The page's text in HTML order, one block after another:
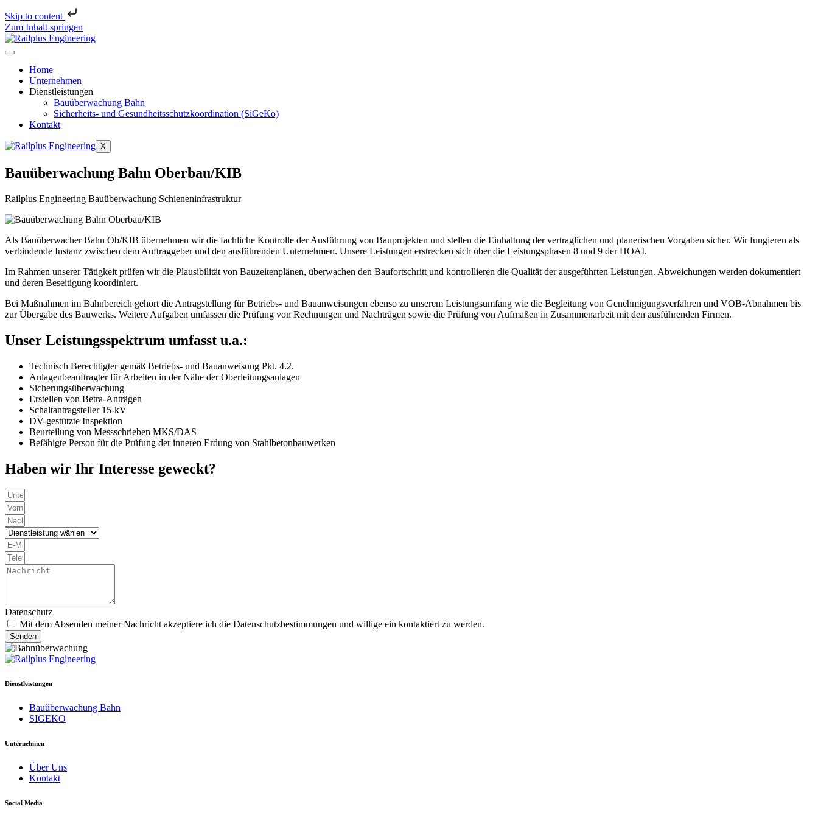
Skip to content
Zum Inhalt springen
Home
Unternehmen
Dienstleistungen
Bauüberwachung Bahn
Sicherheits- und Gesundheitsschutzkoordination (SiGeKo)
Kontakt
X
Bauüberwachung Bahn Oberbau/KIB
Railplus Engineering Bauüberwachung Schieneninfrastruktur
Als Bauüberwacher Bahn Ob/KIB übernehmen wir die fachliche Kontrolle der Ausführung von Bauprojekten und stellen die Einhaltung der vertraglichen und planerischen Vorgaben sicher. Wir fungieren als
verbindende Instanz zwischen dem Auftraggeber und den ausführenden Unternehmen. Unsere Leistungen erstrecken sich über die Leistungsphasen 8 und 9 der HOAI.
Im Rahmen unserer Tätigkeit prüfen wir die Plausibilität von Bauzeitenplänen, überwachen den Baufortschritt und kontrollieren die Qualität der ausgeführten Leistungen. Abweichungen werden dokumentiert
und deren Beseitigung koordiniert.
Bei Maßnahmen im Bahnbereich gehört die Antragstellung für Betriebs- und Bauanweisungen ebenso zu unserem Leistungsumfang wie die Begleitung von Genehmigungsverfahren und VOB-Abnahmen bis
zur Übergabe des Bauwerks. Weitere Aufgaben umfassen die Prüfung von Rechnungen und Nachträgen sowie die Prüfung von Aufmaßen in Zusammenarbeit mit den ausführenden Firmen.
Unser Leistungsspektrum umfasst u.a.:
Technisch Berechtigter gemäß Betriebs- und Bauanweisung Pkt. 4.2.
Anlagenbeauftragter für Arbeiten in der Nähe der Oberleitungsanlagen
Sicherungsüberwachung
Erstellen von Betra-Anträgen
Schaltantragsteller 15-kV
DV-gestützte Inspektion
Beurteilung von Messschrieben MKS/DAS
Befähigte Person für die Prüfung der inneren Erdung von Stahlbetonbauwerken
Haben wir Ihr Interesse geweckt?
Datenschutz
Mit dem Absenden meiner Nachricht akzeptiere ich die Datenschutzbestimmungen und willige ein kontaktiert zu werden.
Senden
Dienstleistungen
Bauüberwachung Bahn
SIGEKO
Unternehmen
Über Uns
Kontakt
Social Media